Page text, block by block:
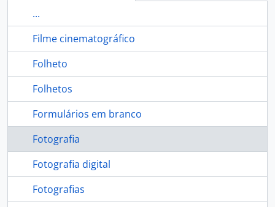
...
Filme cinematográfico
Folheto
Folhetos
Formulários em branco
Fotografia
Fotografia digital
Fotografias